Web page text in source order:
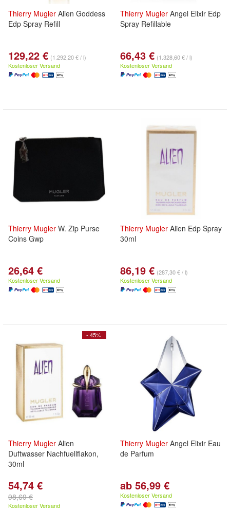
Thierry Mugler Alien Goddess
Edp Spray Refill
129,22 € (1.292,20 € / l)
Kostenloser Versand
Thierry Mugler Angel Elixir Edp
Spray Refillable
66,43 € (1.328,60 € / l)
Kostenloser Versand
Thierry Mugler W. Zip Purse
Coins Gwp
26,64 €
Kostenloser Versand
Thierry Mugler Alien Edp Spray
30ml
86,19 € (287,30 € / l)
Kostenloser Versand
- 45%
Thierry Mugler Alien
Duftwasser Nachfuellflakon,
30ml
54,74 €
98,69 €
Kostenloser Versand
Thierry Mugler Angel Elixir Eau
de Parfum
ab 56,99 €
Kostenloser Versand